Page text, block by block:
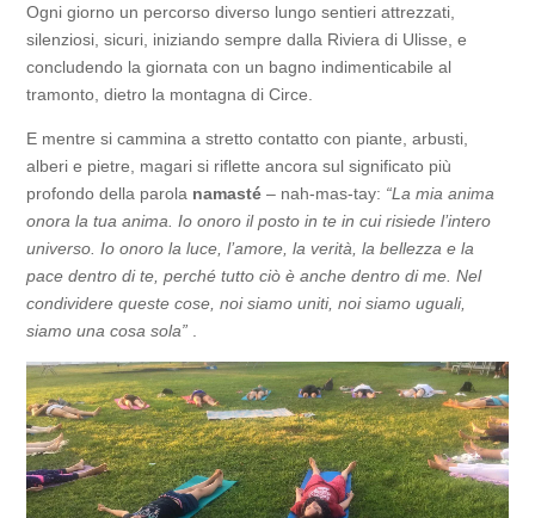
Ogni giorno un percorso diverso lungo sentieri attrezzati,
silenziosi, sicuri, iniziando sempre dalla Riviera di Ulisse, e
concludendo la giornata con un bagno indimenticabile al
tramonto, dietro la montagna di Circe.
E mentre si cammina a stretto contatto con piante, arbusti,
alberi e pietre, magari si riflette ancora sul significato più
profondo della parola namasté – nah-mas-tay: “La mia anima
onora la tua anima. Io onoro il posto in te in cui risiede l’intero
universo. Io onoro la luce, l’amore, la verità, la bellezza e la
pace dentro di te, perché tutto ciò è anche dentro di me. Nel
condividere queste cose, noi siamo uniti, noi siamo uguali,
siamo una cosa sola”